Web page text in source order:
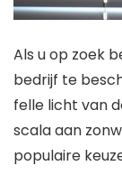
Als u op zoek
bedrijf te
felle licht van
scala aan
populaire